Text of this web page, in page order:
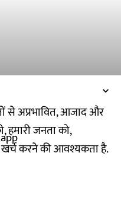
से अप्रभावित, आजाद और
हमारी जनता को,
करने की आवश्यकता है.